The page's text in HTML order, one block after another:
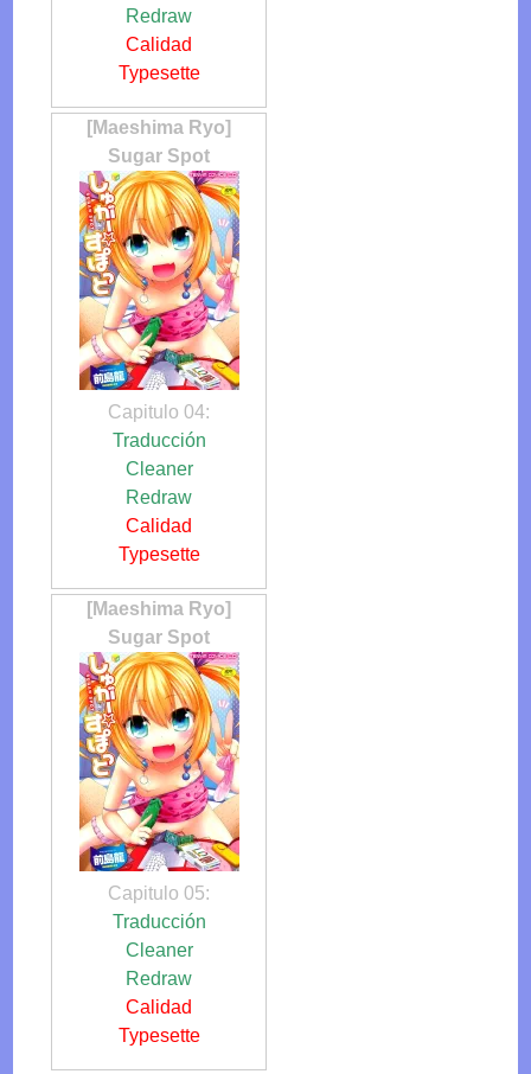
Redraw
Calidad
Typesette
[Maeshima Ryo]
Sugar Spot
Capitulo 04:
Traducción
Cleaner
Redraw
Calidad
Typesette
[Maeshima Ryo]
Sugar Spot
Capitulo 05:
Traducción
Cleaner
Redraw
Calidad
Typesette